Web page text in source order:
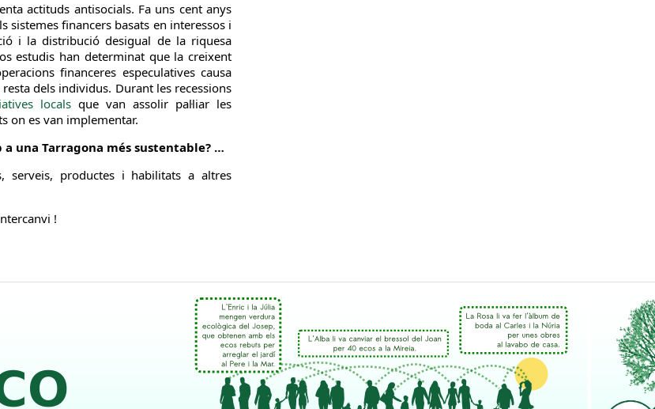
actituds antisocials. Fa uns cent anys
sistemes financers basats en interessos i
i la distribució desigual de la riquesa
estudis han determinat que la creixent
financeres especulatives causa
dels individus. Durant les recessions
localsque van assolir pal·liar les
on es van implementar.
una Tarragona més sustentable? …
serveis, productes i habilitats a altres
!